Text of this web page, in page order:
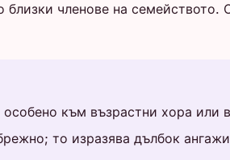
членове на семейството.
към възрастни хора или
то изразява дълбок